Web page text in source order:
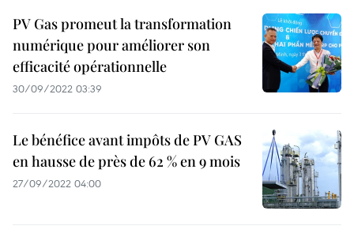
PV Gas promeut la transformation
numérique pour améliorer son
efficacité opérationnelle
30/09/2022 03:39
Le bénéfice avant impôts de PV GAS
en hausse de près de 62 % en 9 mois
27/09/2022 04:00